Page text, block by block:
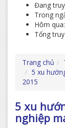
Đang
Trong
Hôm
Tổng
Trang chủ
5 xu
2015
5 xu
nghiệp